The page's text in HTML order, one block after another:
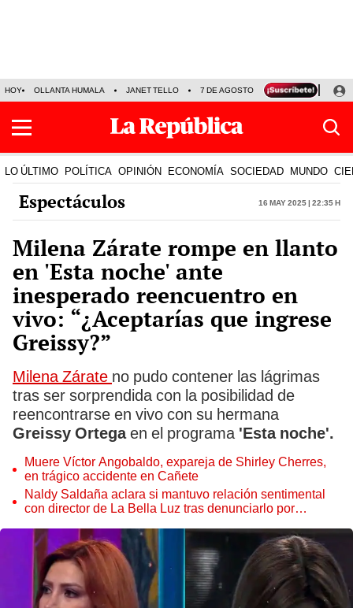
HOY OLLANTA HUMALA JANET TELLO 7 DE AGOSTO TINKA RESULTADOS
LO ÚLTIMO POLÍTICA OPINIÓN ECONOMÍA SOCIEDAD MUNDO
Espectáculos 16 May 2025 | 22:35 h
Milena Zárate rompe en llanto
en 'Esta noche' ante
inesperado reencuentro en
vivo: “¿Aceptarías que ingrese
Greissy?”
Milena Zárate no pudo contener las lágrimas
tras ser sorprendida con la posibilidad de
reencontrarse en vivo con su hermana
Greissy Ortegaen el programa 'Esta noche'.
Muere Víctor Angobaldo, expareja de Shirley Cherres,
en trágico accidente en Cañete
Naldy Saldaña aclara si mantuvo relación sentimental
con director de La Bella Luz tras denunciarlo por